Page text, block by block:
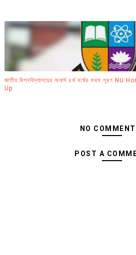
জাতীয় বিশ্ববিদ্যালয়ের অনার্স ৪র্থ বর্ষের ফরম পূরণ
Up
NO
POST A